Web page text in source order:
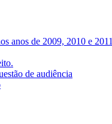
anos de 2009, 2010 e 2011
de audiência